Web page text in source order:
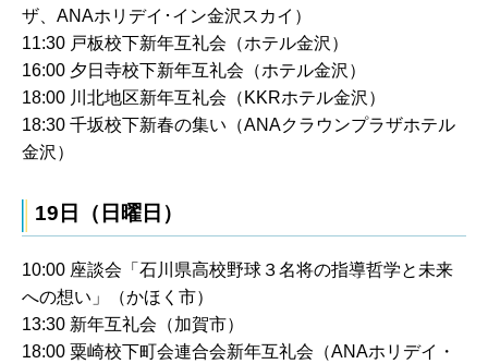
ザ、ANAホリデイ･イン金沢スカイ）
11:30 戸板校下新年互礼会（ホテル金沢）
16:00 夕日寺校下新年互礼会（ホテル金沢）
18:00 川北地区新年互礼会（KKRホテル金沢）
18:30 千坂校下新春の集い（ANAクラウンプラザホテル
金沢）
19日（日曜日）
10:00 座談会「石川県高校野球３名将の指導哲学と未来
への想い」（かほく市）
13:30 新年互礼会（加賀市）
18:00 粟崎校下町会連合会新年互礼会（ANAホリデイ・